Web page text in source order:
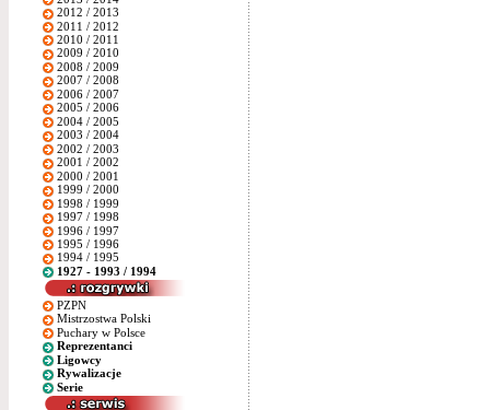
2012 / 2013
2011 / 2012
2010 / 2011
2009 / 2010
2008 / 2009
2007 / 2008
2006 / 2007
2005 / 2006
2004 / 2005
2003 / 2004
2002 / 2003
2001 / 2002
2000 / 2001
1999 / 2000
1998 / 1999
1997 / 1998
1996 / 1997
1995 / 1996
1994 / 1995
1927 - 1993 / 1994
PZPN
Mistrzostwa Polski
Puchary w Polsce
Reprezentanci
Ligowcy
Rywalizacje
Serie